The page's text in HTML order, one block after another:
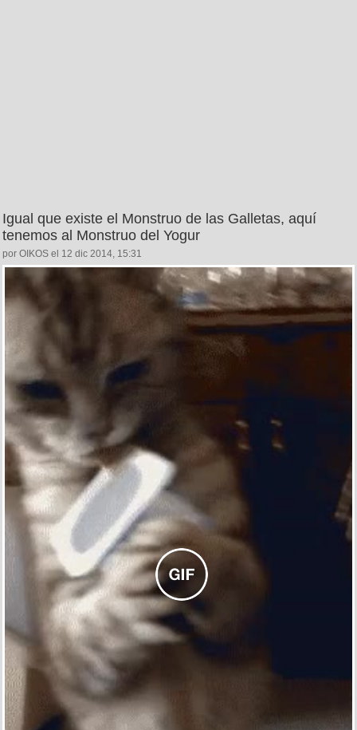
Igual que existe el Monstruo de las Galletas, aquí
tenemos al Monstruo del Yogur
por OIKOS el 12 dic 2014, 15:31